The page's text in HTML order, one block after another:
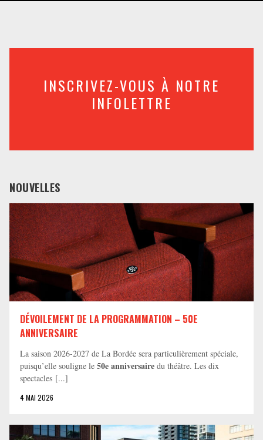
INSCRIVEZ-VOUS À NOTRE
INFOLETTRE
NOUVELLES
DÉVOILEMENT DE LA PROGRAMMATION – 50E
ANNIVERSAIRE
La saison 2026-2027 de La Bordée sera particulièrement spéciale,
puisqu’elle souligne le 50e anniversaire du théâtre. Les dix
spectacles [...]
4 MAI 2026